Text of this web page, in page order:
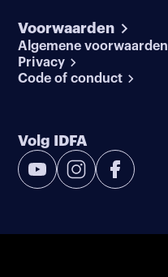
Voorwaarden
Algemene voorwaarden
Privacy
Code of conduct
Volg IDFA